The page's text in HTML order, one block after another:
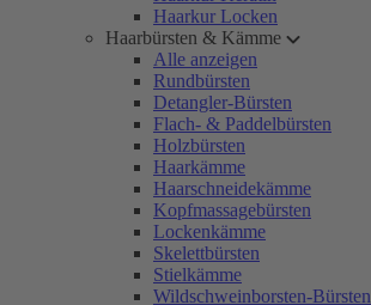
Haarkur Locken
Haarbürsten & Kämme
Alle anzeigen
Rundbürsten
Detangler-Bürsten
Flach- & Paddelbürsten
Holzbürsten
Haarkämme
Haarschneidekämme
Kopfmassagebürsten
Lockenkämme
Skelettbürsten
Stielkämme
Wildschweinborsten-Bürsten